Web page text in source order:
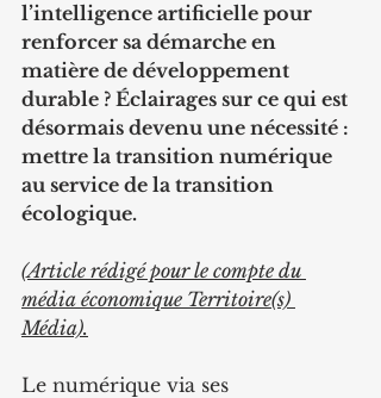
l’intelligence artificielle pour
renforcer sa démarche en
matière de développement
durable ? Éclairages sur ce qui est
désormais devenu une nécessité :
mettre la transition numérique
au service de la transition
écologique.
(Article rédigé pour le compte du
média économique Territoire(s)
Média).
Le numérique via ses